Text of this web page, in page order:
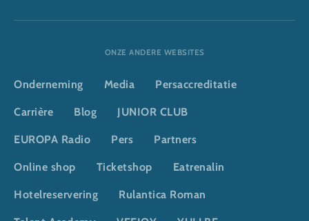
ONZE ANDERE WEBSITES
Onderneming Media Persaccreditatie
Carrière Blog JUNIOR CLUB
EUROPA Radio Pers Partners
Online shop Ticketshop Eatrenalin
Hotelreservering Rulantica Roman